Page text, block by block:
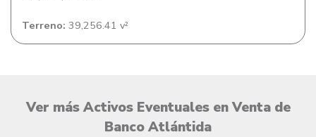
Terreno: 39,256.41 v²
Ver más Activos Eventuales en Venta de
Banco Atlántida